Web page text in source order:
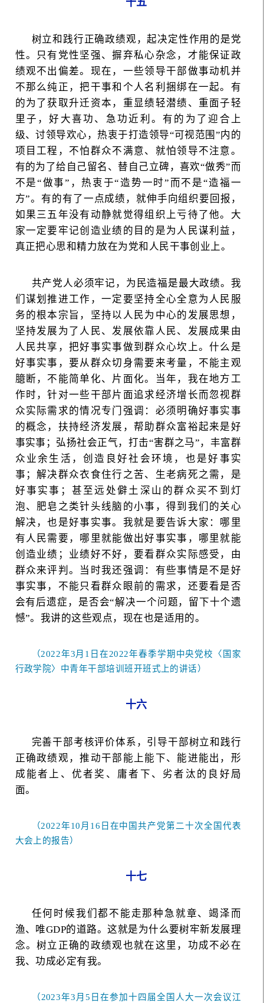
树立和践行正确政绩观，起决定性作用的是党
性。只有党性坚强、摒弃私心杂念，才能保证政
绩观不出偏差。现在，一些领导干部做事动机并
不那么纯正，把干事和个人名利捆绑在一起。有
的为了获取升迁资本，重显绩轻潜绩、重面子轻
里子，好大喜功、急功近利。有的为了迎合上
级、讨领导欢心，热衷于打造领导“可视范围”内的
项目工程，不怕群众不满意、就怕领导不注意。
有的为了给自己留名、替自己立碑，喜欢“做秀”而
不是“做事”，热衷于“造势一时”而不是“造福一
方”。有的有了一点成绩，就伸手向组织要回报，
如果三五年没有动静就觉得组织上亏待了他。大
家一定要牢记创造业绩的目的是为人民谋利益，
真正把心思和精力放在为党和人民干事创业上。
共产党人必须牢记，为民造福是最大政绩。我
们谋划推进工作，一定要坚持全心全意为人民服
务的根本宗旨，坚持以人民为中心的发展思想，
坚持发展为了人民、发展依靠人民、发展成果由
人民共享，把好事实事做到群众心坎上。什么是
好事实事，要从群众切身需要来考量，不能主观
臆断，不能简单化、片面化。当年，我在地方工
作时，针对一些干部片面追求经济增长而忽视群
众实际需求的情况专门强调：必须明确好事实事
的概念，扶持经济发展，帮助群众富裕起来是好
事实事；弘扬社会正气，打击“害群之马”，丰富群
众业余生活，创造良好社会环境，也是好事实
事；解决群众衣食住行之苦、生老病死之需，是
好事实事；甚至远处僻土深山的群众买不到灯
泡、肥皂之类针头线脑的小事，得到我们的关心
解决，也是好事实事。我就是要告诉大家：哪里
有人民需要，哪里就能做出好事实事，哪里就能
创造业绩；业绩好不好，要看群众实际感受，由
群众来评判。当时我还强调：有些事情是不是好
事实事，不能只看群众眼前的需求，还要看是否
会有后遗症，是否会“解决一个问题，留下十个遗
憾”。我讲的这些观点，现在也是适用的。
（2022年3月1日在2022年春季学期中央党校〈国家
行政学院〉中青年干部培训班开班式上的讲话）
十六
完善干部考核评价体系，引导干部树立和践行
正确政绩观，推动干部能上能下、能进能出，形
成能者上、优者奖、庸者下、劣者汰的良好局
面。
（2022年10月16日在中国共产党第二十次全国代表
大会上的报告）
十七
任何时候我们都不能走那种急就章、竭泽而
渔、唯GDP的道路。这就是为什么要树牢新发展理
念。树立正确的政绩观也就在这里，功成不必在
我、功成必定有我。
（2023年3月5日在参加十四届全国人大一次会议江